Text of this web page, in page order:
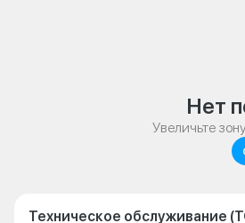
Нет
Увеличьте
Техническое обслуживание